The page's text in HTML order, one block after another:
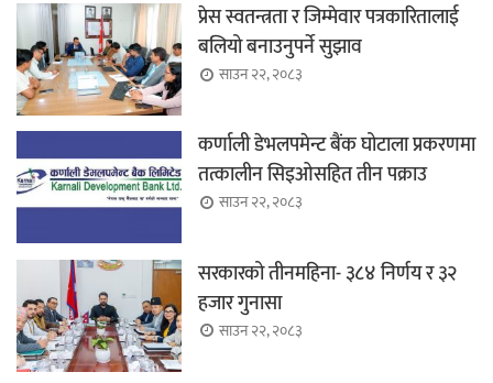
प्रेस स्वतन्त्रता र जिम्मेवार पत्रकारितालाई
बलियो बनाउनुपर्ने सुझाव
साउन २२, २०८३
कर्णाली डेभलपमेन्ट बैंक घोटाला प्रकरणमा
तत्कालीन सिइओसहित तीन पक्राउ
साउन २२, २०८३
सरकारको तीनमहिना- ३८४ निर्णय र ३२
हजार गुनासा
साउन २२, २०८३